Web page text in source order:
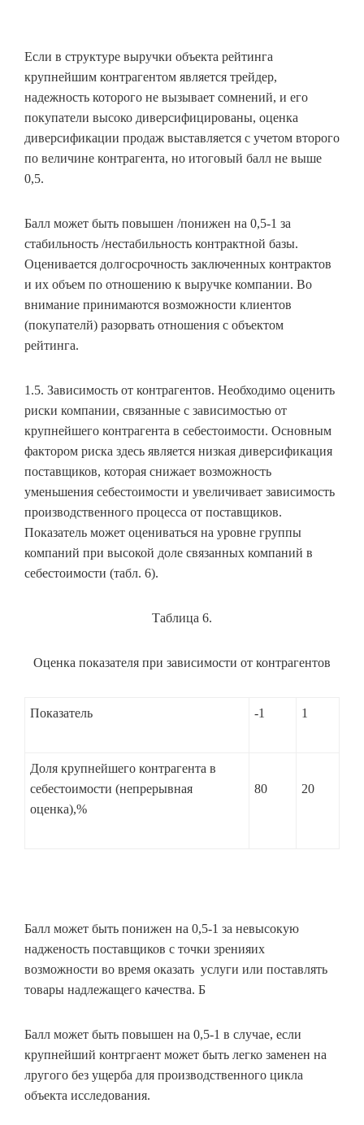
Если в структуре выручки объекта рейтинга
крупнейшим контрагентом является трейдер,
надежность которого не вызывает сомнений, и его
покупатели высоко диверсифицированы, оценка
диверсификации продаж выставляется с учетом второго
по величине контрагента, но итоговый балл не выше
0,5.
Балл может быть повышен /понижен на 0,5-1 за
стабильность /нестабильность контрактной базы.
Оценивается долгосрочность заключенных контрактов
и их объем по отношению к выручке компании. Во
внимание принимаются возможности клиентов
(покупателй) разорвать отношения с объектом
рейтинга.
1.5. Зависимость от контрагентов. Необходимо оценить
риски компании, связанные с зависимостью от
крупнейшего контрагента в себестоимости. Основным
фактором риска здесь является низкая диверсификация
поставщиков, которая снижает возможность
уменьшения себестоимости и увеличивает зависимость
производственного процесса от поставщиков.
Показатель может оцениваться на уровне группы
компаний при высокой доле связанных компаний в
себестоимости (табл. 6).
Таблица 6.
Оценка показателя при зависимости от контрагентов
Показатель -1 1
Доля крупнейшего контрагента в
себестоимости (непрерывная
оценка),%
80 20
Балл может быть понижен на 0,5-1 за невысокую
надженость поставщиков с точки зренияих
возможности во время оказать услуги или поставлять
товары надлежащего качества. Б
Балл может быть повышен на 0,5-1 в случае, если
крупнейший контргаент может быть легко заменен на
лругого без ущерба для производственного цикла
объекта исследования.